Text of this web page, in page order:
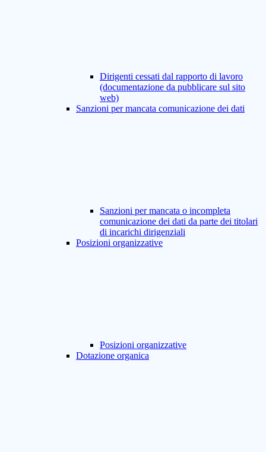
Dirigenti cessati dal rapporto di lavoro
(documentazione da pubblicare sul sito
web)
Sanzioni per mancata comunicazione dei dati
Sanzioni per mancata o incompleta
comunicazione dei dati da parte dei titolari
di incarichi dirigenziali
Posizioni organizzative
Posizioni organizzative
Dotazione organica